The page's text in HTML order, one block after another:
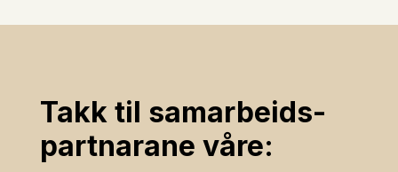
Takk til samarbeids­
partnarane våre: